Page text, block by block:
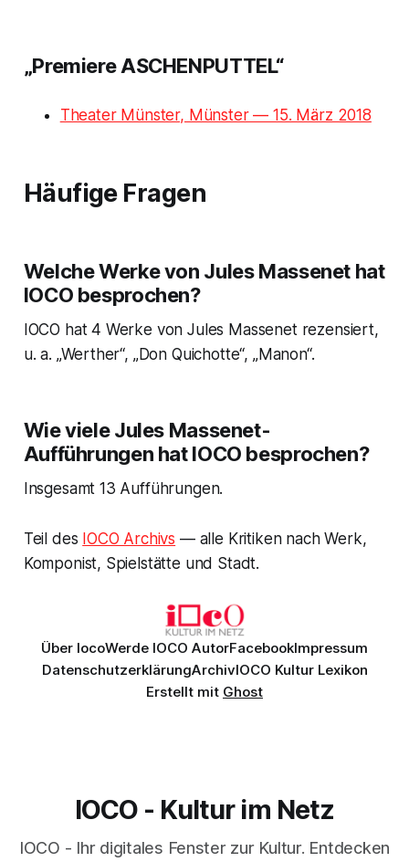
„Premiere ASCHENPUTTEL“
Theater Münster, Münster — 15. März 2018
Häufige Fragen
Welche Werke von Jules Massenet hat
IOCO besprochen?
IOCO hat 4 Werke von Jules Massenet rezensiert,
u. a. „Werther“, „Don Quichotte“, „Manon“.
Wie viele Jules Massenet-
Aufführungen hat IOCO besprochen?
Insgesamt 13 Aufführungen.
Teil des IOCO Archivs — alle Kritiken nach Werk,
Komponist, Spielstätte und Stadt.
Über IocoWerde IOCO AutorFacebookImpressum
DatenschutzerklärungArchivIOCO Kultur Lexikon
Erstellt mit Ghost
IOCO - Kultur im Netz
IOCO - Ihr digitales Fenster zur Kultur. Entdecken